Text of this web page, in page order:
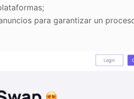
para garantizar un